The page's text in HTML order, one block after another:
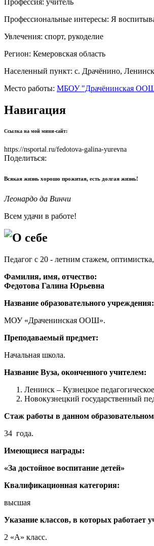
Профессиональные интересы: Я
Увлечения: спорт, рукоделие
Регион: Кемеровская область
Населенный пункт: с. Драчёнино,
Место работы: МБОУ "Драчёнинская
Навигация
Ссылка на мой мини-сайт:
https://nsportal.ru/fedotova-galina-yurevna
Поделиться:
Всякая жизнь хорошо прожитая, есть долгая жизнь!
Леонардо да Винчи
Всем удачи в работе!
О себе
Педагог с 20 - летним стажем,
Фамилия, имя,
Федотова Галина Юрьевна
Название образовательного учреждения:
МОУ «Драченинская ООШ».
Преподаваемый предмет:
Начальная школа.
Название Вуза, оконченного учителем:
Ленинск – Кузнецкое
Новокузнецкий государственный
Стаж работы в данном
34 года.
Имеющиеся награды:
«За достойное воспитание детей»
Квалификационная категория:
высшая
Указание классов, в которых работает
2 «А» класс.